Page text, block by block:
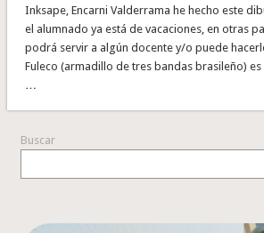
Inksape, Encarni Valderrama he hecho este
el alumnado ya está de vacaciones, en otras
podrá servir a algún docente y/o puede
Fuleco (armadillo de tres bandas brasileño)
…
Buscar